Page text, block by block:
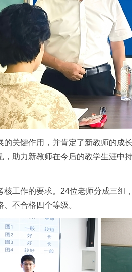
关键作用，并肯定了新教师的成
助力新教师在今后的教学生涯中
工作的要求。24位老师分成三组
不合格四个等级。